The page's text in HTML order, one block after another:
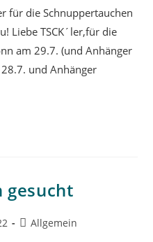
für die Schnuppertauchen
Liebe TSCK´ler,für die
am 29.7. (und Anhänger
und Anhänger
gesucht
Allgemein